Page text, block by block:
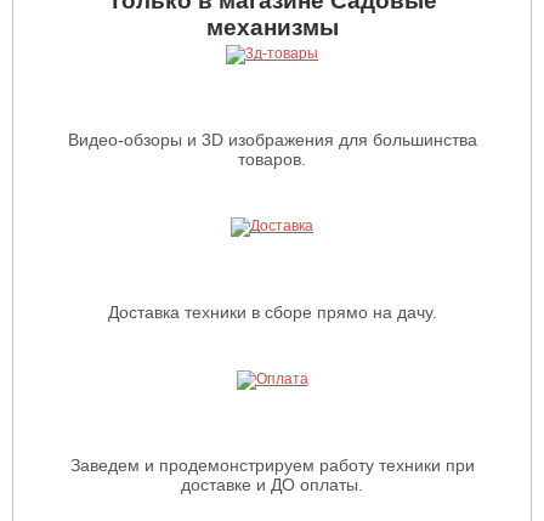
механизмы
Видео-обзоры и 3D изображения для большинства
товаров.
Доставка техники в сборе прямо на дачу.
Заведем и продемонстрируем работу техники при
доставке и ДО оплаты.